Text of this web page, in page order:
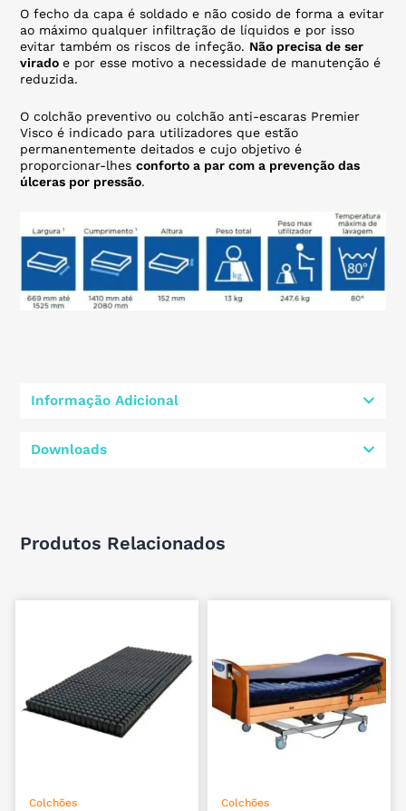
O fecho da capa é soldado e não cosido de forma a evitar
ao máximo qualquer infiltração de líquidos e por isso
evitar também os riscos de infeção. Não precisa de ser
viradoe por esse motivo a necessidade de manutenção é
reduzida.
O colchão preventivo ou colchão anti-escaras Premier
Visco é indicado para utilizadores que estão
permanentemente deitados e cujo objetivo é
proporcionar-lhesconforto a par com a prevenção das
úlceras por pressão.
Informação Adicional
Downloads
Produtos Relacionados
Colchões Colchões